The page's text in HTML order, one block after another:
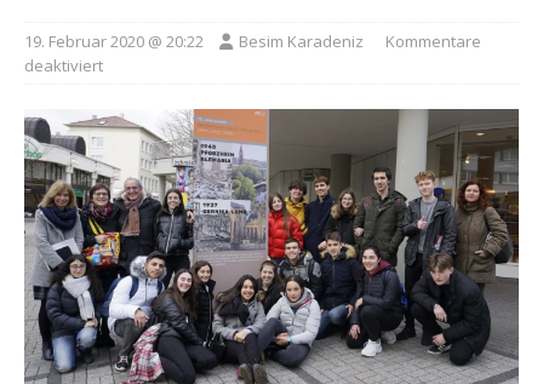
19. Februar 2020 @ 20:22 Besim Karadeniz
Kommentare
deaktiviert